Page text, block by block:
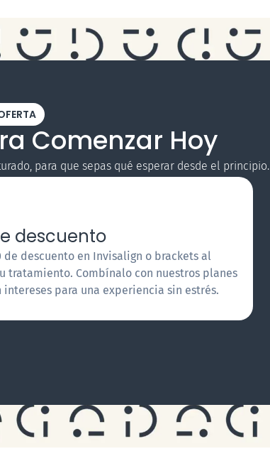
Comenzar Hoy
para que sepas qué esperar desde el principio.
descuento
de descuento en Invisalign o brackets al
tratamiento. Combínalo con nuestros planes
intereses para una experiencia sin estrés.